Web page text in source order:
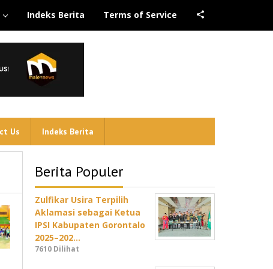
Indeks Berita Terms of Service
Us Indeks Berita
Berita Populer
Zulfikar Usira Terpilih
Aklamasi sebagai Ketua
IPSI Kabupaten Gorontalo
2025–202…
7610 Dilihat